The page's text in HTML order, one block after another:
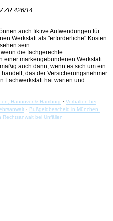
ZR 426/14
auch fiktive Aufwendungen für
Werkstatt als "erforderliche" Kosten
sein.
die fachgerechte
einer markengebundenen Werkstatt
auch dann, wenn es sich um ein
das der Versicherungsnehmer
Fachwerkstatt hat warten und
Hannover & Hamburg · Verhalten bei
· Bußgeldbescheid in München,
Rechtsanwalt bei Unfällen